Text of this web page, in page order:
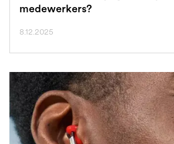
medewerkers?
8.12.2025